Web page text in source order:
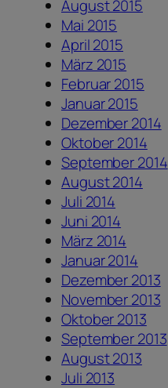
August 2015
Mai 2015
April 2015
März 2015
Februar 2015
Januar 2015
Dezember 2014
Oktober 2014
September 2014
August 2014
Juli 2014
Juni 2014
März 2014
Januar 2014
Dezember 2013
November 2013
Oktober 2013
September 2013
August 2013
Juli 2013